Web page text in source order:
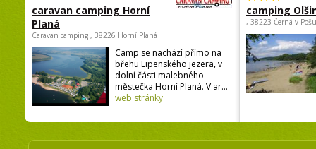
caravan camping Horní
Planá
Caravan camping , 38226 Horní Planá
Camp se nachází přímo na
břehu Lipenského jezera, v
dolní části malebného
městečka Horní Planá. V ar...
web stránky
camping
, 38223 Černá v